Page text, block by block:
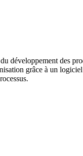
développement des
grâce à un